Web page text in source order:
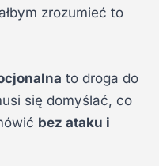
zrozumieć to
to droga do
się domyślać, co
bez ataku i